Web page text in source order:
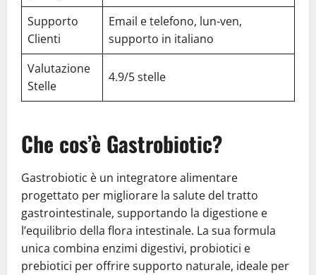
Supporto
Clienti
Email e telefono, lun-ven,
supporto in italiano
Valutazione
Stelle
4.9/5 stelle
Che cos’è Gastrobiotic?
Gastrobiotic è un integratore alimentare
progettato per migliorare la salute del tratto
gastrointestinale, supportando la digestione e
l’equilibrio della flora intestinale. La sua formula
unica combina enzimi digestivi, probiotici e
prebiotici per offrire supporto naturale, ideale per